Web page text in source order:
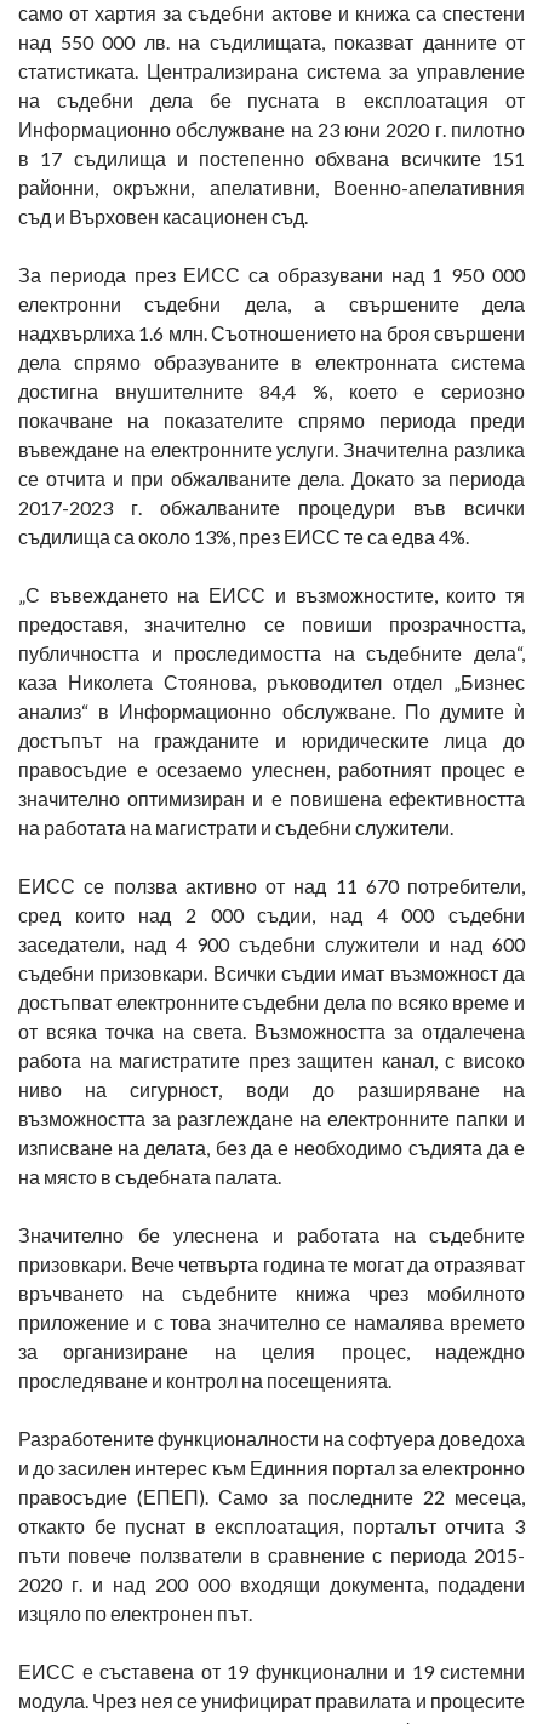
само от хартия за съдебни актове и книжа са спестени
над 550 000 лв. на съдилищата, показват данните от
статистиката. Централизирана система за управление
на съдебни дела бе пусната в експлоатация от
Информационно обслужване на 23 юни 2020 г. пилотно
в 17 съдилища и постепенно обхвана всичките 151
районни, окръжни, апелативни, Военно-апелативния
съд и Върховен касационен съд.
За периода през ЕИСС са образувани над 1 950 000
електронни съдебни дела, а свършените дела
надхвърлиха 1.6 млн. Съотношението на броя свършени
дела спрямо образуваните в електронната система
достигна внушителните 84,4 %, което е сериозно
покачване на показателите спрямо периода преди
въвеждане на електронните услуги. Значителна разлика
се отчита и при обжалваните дела. Докато за периода
2017-2023 г. обжалваните процедури във всички
съдилища са около 13%, през ЕИСС те са едва 4%.
„С въвеждането на ЕИСС и възможностите, които тя
предоставя, значително се повиши прозрачността,
публичността и проследимостта на съдебните дела“,
каза Николета Стоянова, ръководител отдел „Бизнес
анализ“ в Информационно обслужване. По думите ѝ
достъпът на гражданите и юридическите лица до
правосъдие е осезаемо улеснен, работният процес е
значително оптимизиран и е повишена ефективността
на работата на магистрати и съдебни служители.
ЕИСС се ползва активно от над 11 670 потребители,
сред които над 2 000 съдии, над 4 000 съдебни
заседатели, над 4 900 съдебни служители и над 600
съдебни призовкари. Всички съдии имат възможност да
достъпват електронните съдебни дела по всяко време и
от всяка точка на света. Възможността за отдалечена
работа на магистратите през защитен канал, с високо
ниво на сигурност, води до разширяване на
възможността за разглеждане на електронните папки и
изписване на делата, без да е необходимо съдията да е
на място в съдебната палата.
Значително бе улеснена и работата на съдебните
призовкари. Вече четвърта година те могат да отразяват
връчването на съдебните книжа чрез мобилното
приложение и с това значително се намалява времето
за организиране на целия процес, надеждно
проследяване и контрол на посещенията.
Разработените функционалности на софтуера доведоха
и до засилен интерес към Единния портал за електронно
правосъдие (ЕПЕП). Само за последните 22 месеца,
откакто бе пуснат в експлоатация, порталът отчита 3
пъти повече ползватели в сравнение с периода 2015-
2020 г. и над 200 000 входящи документа, подадени
изцяло по електронен път.
ЕИСС е съставена от 19 функционални и 19 системни
модула. Чрез нея се унифицират правилата и процесите